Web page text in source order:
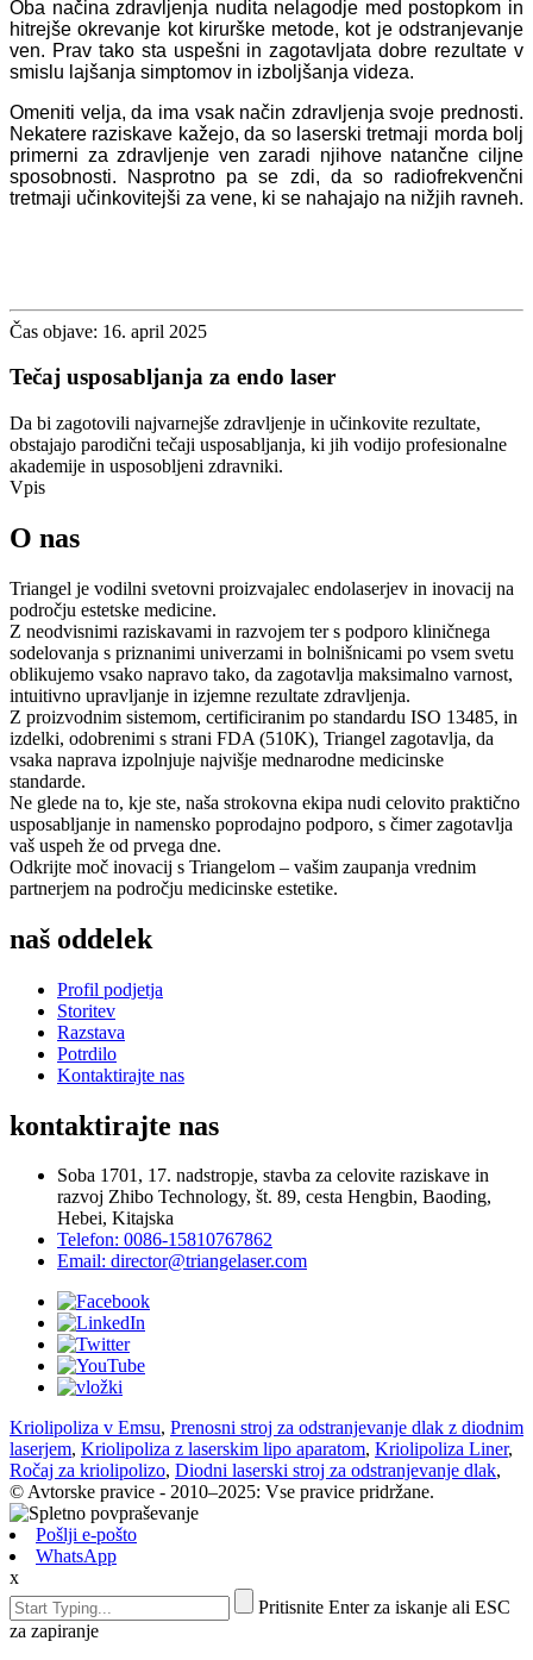
Oba načina zdravljenja nudita nelagodje med postopkom in
hitrejše okrevanje kot kirurške metode, kot je odstranjevanje
ven. Prav tako sta uspešni in zagotavljata dobre rezultate v
smislu lajšanja simptomov in izboljšanja videza.
Omeniti velja, da ima vsak način zdravljenja svoje prednosti.
Nekatere raziskave kažejo, da so laserski tretmaji morda bolj
primerni za zdravljenje ven zaradi njihove natančne ciljne
sposobnosti. Nasprotno pa se zdi, da so radiofrekvenčni
tretmaji učinkovitejši za vene, ki se nahajajo na nižjih ravneh.
Čas objave: 16. april 2025
Tečaj usposabljanja za endo laser
Da bi zagotovili najvarnejše zdravljenje in učinkovite rezultate,
obstajajo parodični tečaji usposabljanja, ki jih vodijo profesionalne
akademije in usposobljeni zdravniki.
Vpis
O nas
Triangel je vodilni svetovni proizvajalec endolaserjev in inovacij na
področju estetske medicine.
Z neodvisnimi raziskavami in razvojem ter s podporo kliničnega
sodelovanja s priznanimi univerzami in bolnišnicami po vsem svetu
oblikujemo vsako napravo tako, da zagotavlja maksimalno varnost,
intuitivno upravljanje in izjemne rezultate zdravljenja.
Z proizvodnim sistemom, certificiranim po standardu ISO 13485, in
izdelki, odobrenimi s strani FDA (510K), Triangel zagotavlja, da
vsaka naprava izpolnjuje najvišje mednarodne medicinske
standarde.
Ne glede na to, kje ste, naša strokovna ekipa nudi celovito praktično
usposabljanje in namensko poprodajno podporo, s čimer zagotavlja
vaš uspeh že od prvega dne.
Odkrijte moč inovacij s Triangelom – vašim zaupanja vrednim
partnerjem na področju medicinske estetike.
naš oddelek
Profil podjetja
Storitev
Razstava
Potrdilo
Kontaktirajte nas
kontaktirajte nas
Soba 1701, 17. nadstropje, stavba za celovite raziskave in
razvoj Zhibo Technology, št. 89, cesta Hengbin, Baoding,
Hebei, Kitajska
Telefon: 0086-15810767862
Email: director@triangelaser.com
Kriolipoliza v Emsu, Prenosni stroj za odstranjevanje dlak z diodnim
laserjem, Kriolipoliza z laserskim lipo aparatom, Kriolipoliza Liner,
Ročaj za kriolipolizo, Diodni laserski stroj za odstranjevanje dlak,
© Avtorske pravice - 2010–2025: Vse pravice pridržane.
Pošlji e-pošto
WhatsApp
x
Pritisnite Enter za iskanje ali ESC
za zapiranje